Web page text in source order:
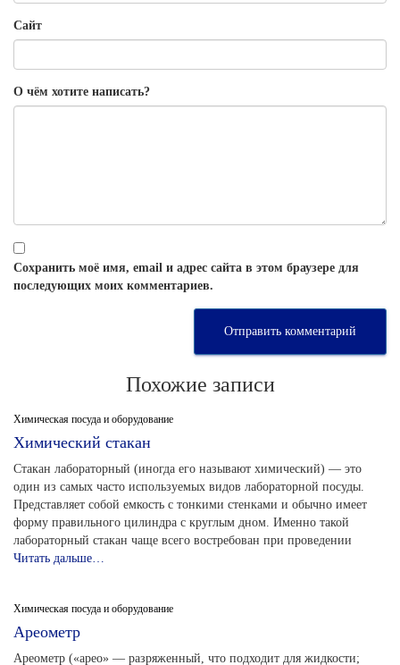
Сайт
О чём хотите написать?
Сохранить моё имя, email и адрес сайта в этом браузере для
последующих моих комментариев.
Похожие записи
Химическая посуда и оборудование
Химический стакан
Стакан лабораторный (иногда его называют химический) — это
один из самых часто используемых видов лабораторной посуды.
Представляет собой емкость с тонкими стенками и обычно имеет
форму правильного цилиндра с круглым дном. Именно такой
лабораторный стакан чаще всего востребован при проведении
Читать дальше…
Химическая посуда и оборудование
Ареометр
Ареометр («арео» — разряженный, что подходит для жидкости;